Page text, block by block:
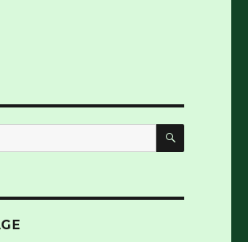
SUCHE